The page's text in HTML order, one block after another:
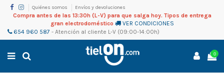
Quiénes somos Envíos y devoluciones
Compra antes de las 13:30h (L-V) para que salga hoy. Tipos de entrega
gran electrodoméstico
VER CONDICIONES
654 960 587 - Atención al cliente L-V (09:00-14:00h)
0